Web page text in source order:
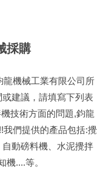
採購
機械工業有限公司所
建議，請填寫下列表
技術方面的問題,鈞龍
們提供的產品包括:攪
動磅料機、水泥攪拌
....等。